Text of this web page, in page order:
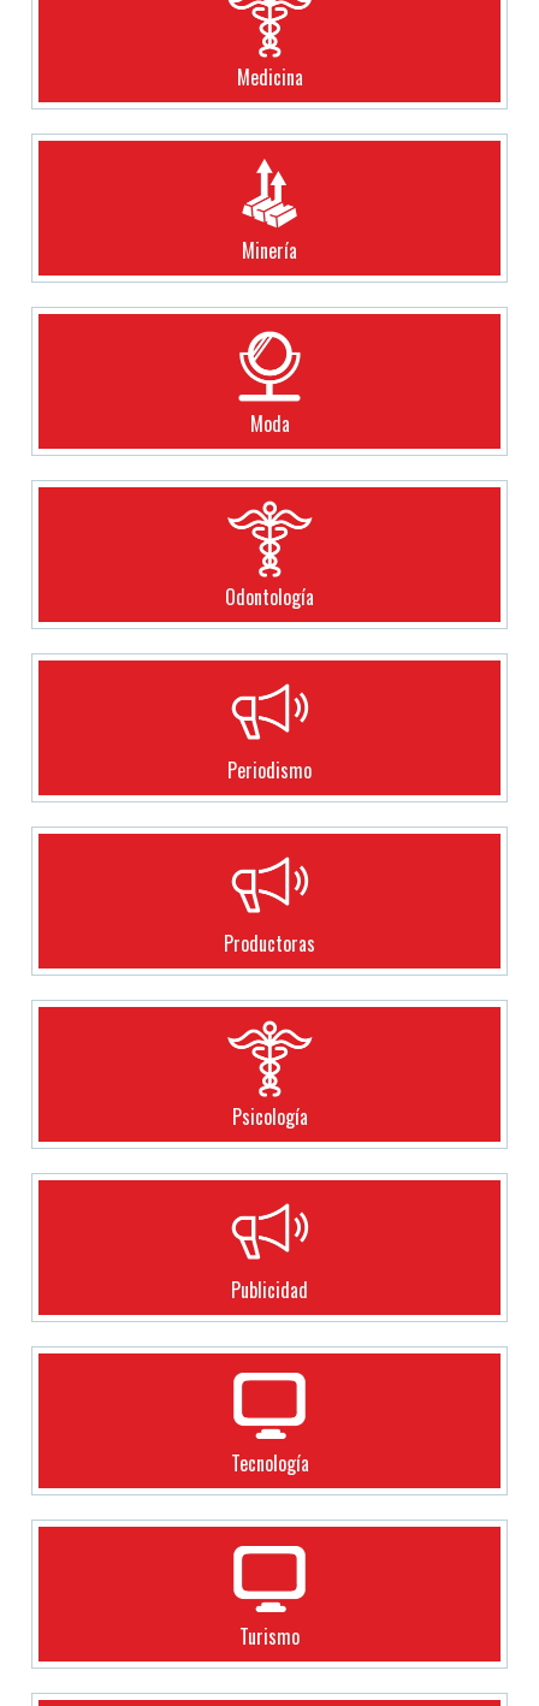
Medicina
Minería
Moda
Odontología
Periodismo
Productoras
Psicología
Publicidad
Tecnología
Turismo